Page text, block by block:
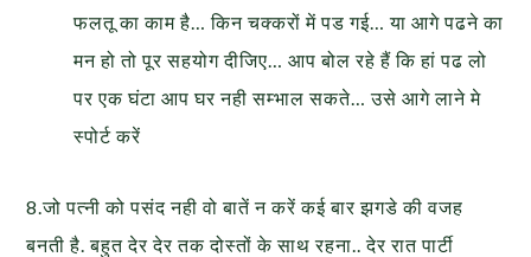
फलतू का काम है… किन चक्करों में पड गई… या आगे पढने का
मन हो तो पूर सहयोग दीजिए… आप बोल रहे हैं कि हां पढ लो
पर एक घंटा आप घर नही सम्भाल सकते… उसे आगे लाने मे
स्पोर्ट करें
8.जो पत्नी को पसंद नही वो बातें न करें कई बार झगडे की वजह
बनती है. बहुत देर देर तक दोस्तों के साथ रहना.. देर रात पार्टी